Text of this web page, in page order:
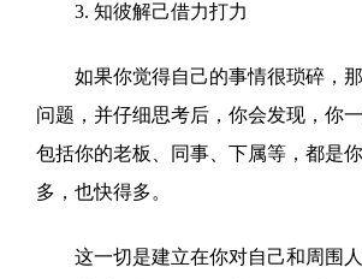
3. 知彼解己借力打力
如果你觉得自己的事情很琐碎，那
问题，并仔细思考后，你会发现，你
包括你的老板、同事、下属等，都是
多，也快得多。
这一切是建立在你对自己和周围人